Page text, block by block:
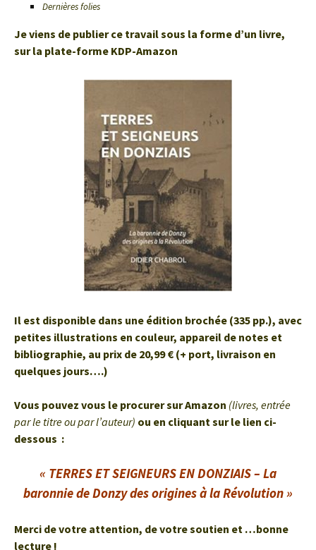
Dernières folies
Je viens de publier ce travail sous la forme d’un livre,
sur la plate-forme KDP-Amazon
Il est disponible dans une édition brochée (335 pp.), avec
petites illustrations en couleur, appareil de notes et
bibliographie, au prix de 20,99 € (+ port, livraison en
quelques jours….)
Vous pouvez vous le procurer sur Amazon (livres, entrée
par le titre ou par l’auteur) ou en cliquant sur le lien ci-
dessous :
« TERRES ET SEIGNEURS EN DONZIAIS – La
baronnie de Donzy des origines à la Révolution »
Merci de votre attention, de votre soutien et …bonne
lecture !